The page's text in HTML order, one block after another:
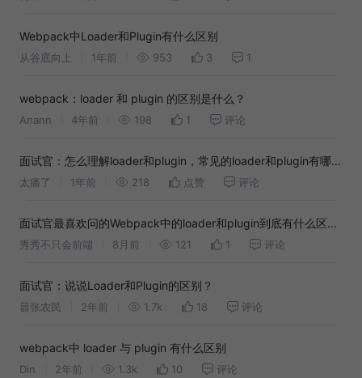
Webpack中Loader和Plugin有什么区别
从谷底向上 1年前 953 3 1
webpack：loader 和 plugin 的区别是什么？
Anann 4年前 198 1 评论
面试官：怎么理解loader和plugin，常见的loader和plugin有哪
些？
太痛了 1年前 218 点赞 评论
面试官最喜欢问的Webpack中的loader和plugin到底有什么区
别？
秀秀不只会前端 8月前 121 1 评论
面试官：说说Loader和Plugin的区别？
嚣张农民 2年前 1.7k 18 评论
webpack中 loader 与 plugin 有什么区别
Din 2年前 1.3k 10 评论